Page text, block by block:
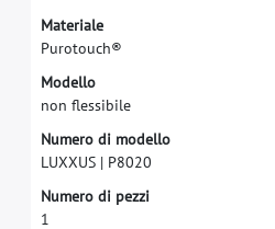
Materiale
Purotouch®
Modello
non fessibile
Numero di modello
LUXXUS | P8020
Numero di pezzi
1